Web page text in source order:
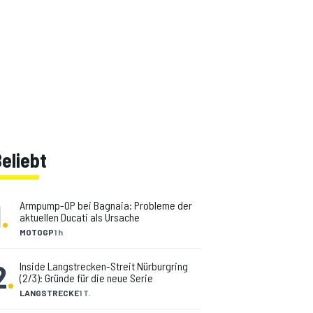
. MOTOGP1 h
Armpump-OP bei Bagnaia: Probleme der
aktuellen Ducati als Ursache
. LANGSTRECKE1 T.
Inside Langstrecken-Streit Nürburgring
(2/3): Gründe für die neue Serie